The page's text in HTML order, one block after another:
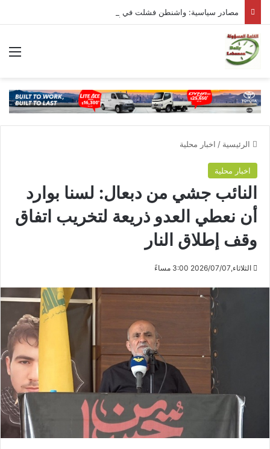
مصادر سياسية: واشنطن فشلت في إِحداث خرقٍ في المفاوضات
الرئيسية / اخبار محلية
اخبار محلية
النائب جشي من دبعال: لسنا بوارد
أن نعطي العدو ذريعة لتخريب اتفاق
وقف إطلاق النار
الثلاثاء,2026/07/07 3:00 مساءً